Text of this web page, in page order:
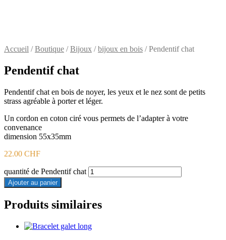
Accueil /Boutique /Bijoux /bijoux en bois / Pendentif chat
Pendentif chat
Pendentif chat en bois de noyer, les yeux et le nez sont de petits
strass agréable à porter et léger.
Un cordon en coton ciré vous permets de l’adapter à votre
convenance
dimension 55x35mm
22.00 CHF
quantité de Pendentif chat
Ajouter au panier
Produits similaires